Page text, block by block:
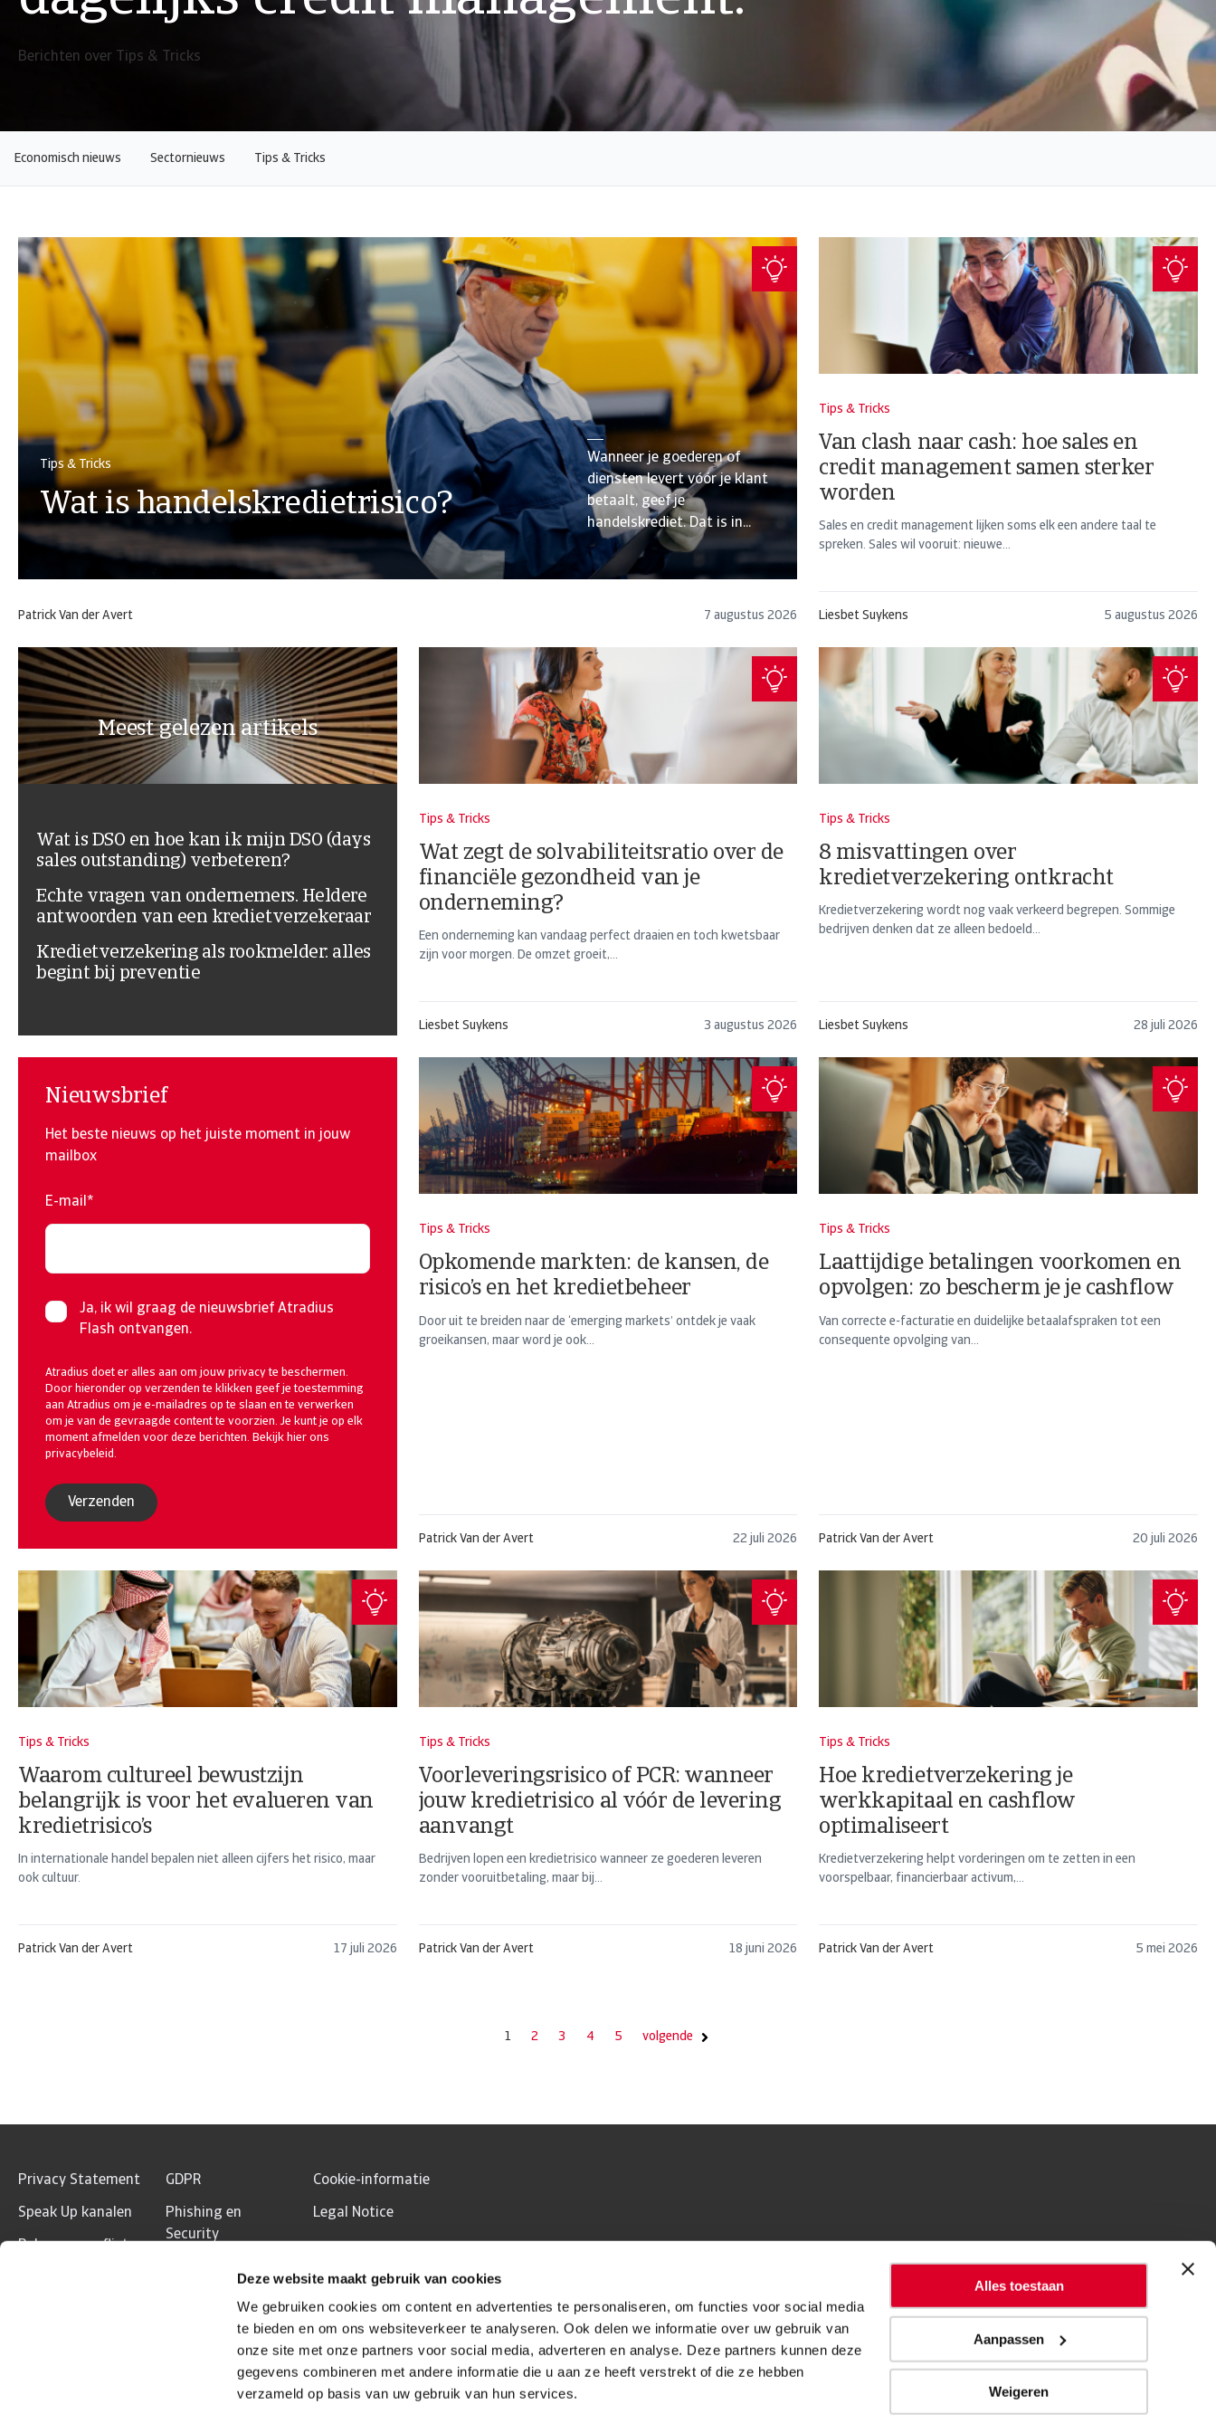
Deze website maakt gebruik van cookies
We gebruiken cookies om content en advertenties te personaliseren, om functies voor social media
te bieden en om ons websiteverkeer te analyseren. Ook delen we informatie over uw gebruik van
onze site met onze partners voor social media, adverteren en analyse. Deze partners kunnen deze
gegevens combineren met andere informatie die u aan ze heeft verstrekt of die ze hebben
verzameld op basis van uw gebruik van hun services.
Alles toestaan
Aanpassen
Weigeren
Berichten over Tips & Tricks
Economisch nieuws Sectornieuws Tips & Tricks
Tips & Tricks
Wat is handelskredietrisico?
Wanneer je goederen of
diensten levert vóór je klant
betaalt, geef je
handelskrediet. Dat is in...
Patrick Van der Avert 7 augustus 2026
Tips & Tricks
Van clash naar cash: hoe sales en
credit management samen sterker
worden
Sales en credit management lijken soms elk een andere taal te
spreken. Sales wil vooruit: nieuwe...
Liesbet Suykens 5 augustus 2026
Meest gelezen artikels
Wat is DSO en hoe kan ik mijn DSO (days
sales outstanding) verbeteren?
Echte vragen van ondernemers. Heldere
antwoorden van een kredietverzekeraar
Kredietverzekering als rookmelder: alles
begint bij preventie
Tips & Tricks
Wat zegt de solvabiliteitsratio over de
financiële gezondheid van je
onderneming?
Een onderneming kan vandaag perfect draaien en toch kwetsbaar
zijn voor morgen. De omzet groeit,...
Liesbet Suykens 3 augustus 2026
Tips & Tricks
8 misvattingen over
kredietverzekering ontkracht
Kredietverzekering wordt nog vaak verkeerd begrepen. Sommige
bedrijven denken dat ze alleen bedoeld...
Liesbet Suykens 28 juli 2026
Nieuwsbrief
Het beste nieuws op het juiste moment in jouw
mailbox
E-mail*
Ja, ik wil graag de nieuwsbrief Atradius
Flash ontvangen.
Atradius doet er alles aan om jouw privacy te beschermen.
Door hieronder op verzenden te klikken geef je toestemming
aan Atradius om je e-mailadres op te slaan en te verwerken
om je van de gevraagde content te voorzien. Je kunt je op elk
moment afmelden voor deze berichten. Bekijk hier ons
privacybeleid .
Tips & Tricks
Opkomende markten: de kansen, de
risico’s en het kredietbeheer
Door uit te breiden naar de ‘emerging markets’ ontdek je vaak
groeikansen, maar word je ook...
Patrick Van der Avert 22 juli 2026
Tips & Tricks
Laattijdige betalingen voorkomen en
opvolgen: zo bescherm je je cashflow
Van correcte e-facturatie en duidelijke betaalafspraken tot een
consequente opvolging van...
Patrick Van der Avert 20 juli 2026
Tips & Tricks
Waarom cultureel bewustzijn
belangrijk is voor het evalueren van
kredietrisico’s
In internationale handel bepalen niet alleen cijfers het risico, maar
ook cultuur.
Patrick Van der Avert 17 juli 2026
Tips & Tricks
Voorleveringsrisico of PCR: wanneer
jouw kredietrisico al vóór de levering
aanvangt
Bedrijven lopen een kredietrisico wanneer ze goederen leveren
zonder vooruitbetaling, maar bij...
Patrick Van der Avert 18 juni 2026
Tips & Tricks
Hoe kredietverzekering je
werkkapitaal en cashflow
optimaliseert
Kredietverzekering helpt vorderingen om te zetten in een
voorspelbaar, financierbaar activum,...
Patrick Van der Avert 5 mei 2026
1 2 3 4 5 volgende
Privacy Statement
Speak Up kanalen
Belangenconflicten
GDPR
Phishing en
Security
Cookie-informatie
Legal Notice